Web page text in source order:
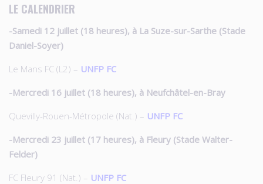
LE CALENDRIER
-Samedi 12 juillet (18 heures), à La Suze-sur-Sarthe (Stade
Daniel-Soyer)
Le Mans FC (L2) – UNFP FC
-Mercredi 16 juillet (18 heures), à Neufchâtel-en-Bray
Quevilly-Rouen-Métropole (Nat.) – UNFP FC
-Mercredi 23 juillet (17 heures), à Fleury (Stade Walter-
Felder)
FC Fleury 91 (Nat.) – UNFP FC